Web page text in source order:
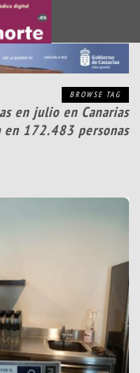
BROWSE TAG
en julio en Canarias
en 172.483 personas